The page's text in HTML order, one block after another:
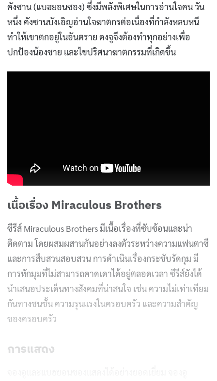
คังซาน (แบฮยอนซอง) ซึ่งมีพลังพิเศษในการอ่านใจคน วัน
หนึ่ง คังซานบังเอิญอ่านใจฆาตกรต่อเนื่องที่กำลังหลบหนี
ทำให้เขาตกอยู่ในอันตราย ดงจูจึงต้องทำทุกอย่างเพื่อ
ปกป้องน้องชาย และไขปริศนาฆาตกรรมที่เกิดขึ้น
เนื้อเรื่อง Miraculous Brothers
ซีรีส์ Miraculous Brothers มีเนื้อเรื่องที่ซับซ้อนและน่า
ติดตาม โดยผสมผสานกันอย่างลงตัวระหว่างความแฟนตาซี
และการสืบสวนสอบสวน การดำเนินเรื่องกระชับรัดกุม มี
การหักมุมที่ไม่สามารถคาดเดาได้อยู่ตลอดเวลา ซีรีส์ยังได้
นำเสนอประเด็นทางสังคมที่น่าสนใจ เช่น ความไม่เท่าเทียม
กันทางชนชั้น ความรุนแรงในครอบครัว และความสำคัญ
ของครอบครัว
การแสดง